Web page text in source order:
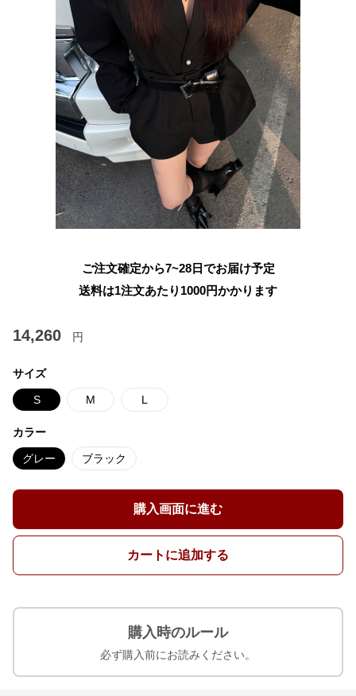
ご注文確定から7~28日でお届け予定
送料は1注文あたり 1000円かかります
14,260 円
サイズ
S M L
カラー
グレー ブラック
購入画面に進む
カートに追加する
購入時のルール
必ず購入前にお読みください。